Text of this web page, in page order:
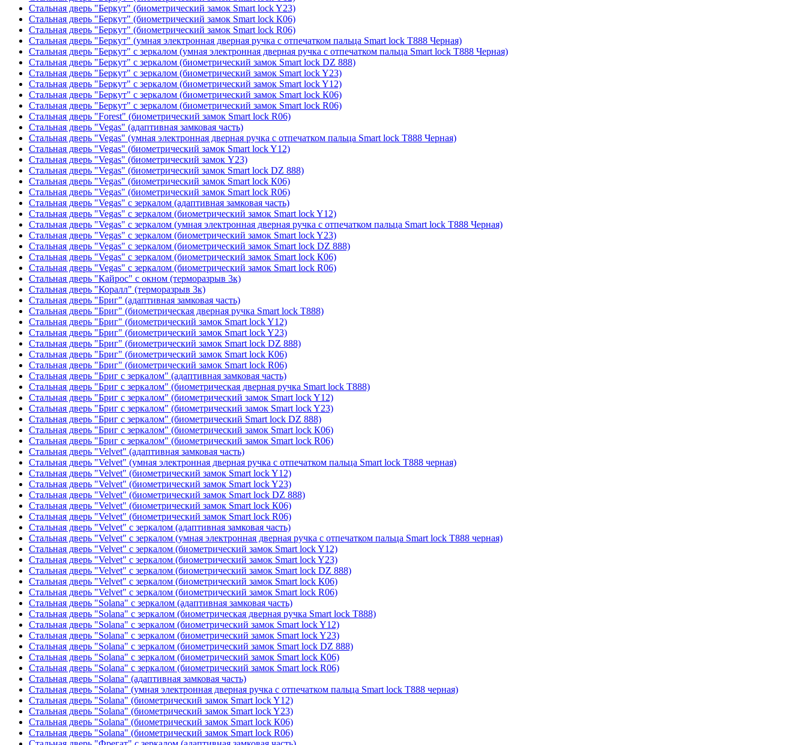
Стальная дверь "Беркут" (биометрический замок Smart lock Y23)
Стальная дверь "Беркут" (биометрический замок Smart lock К06)
Стальная дверь "Беркут" (биометрический замок Smart lock R06)
Стальная дверь "Беркут" (умная электронная дверная ручка с отпечатком пальца Smart lock T888 Черная)
Стальная дверь "Беркут" с зеркалом (умная электронная дверная ручка с отпечатком пальца Smart lock T888 Черная)
Стальная дверь "Беркут" с зеркалом (биометрический замок Smart lock DZ 888)
Стальная дверь "Беркут" с зеркалом (биометрический замок Smart lock Y23)
Стальная дверь "Беркут" с зеркалом (биометрический замок Smart lock Y12)
Стальная дверь "Беркут" с зеркалом (биометрический замок Smart lock К06)
Стальная дверь "Беркут" с зеркалом (биометрический замок Smart lock R06)
Стальная дверь "Forest" (биометрический замок Smart lock R06)
Стальная дверь "Vegas" (адаптивная замковая часть)
Стальная дверь "Vegas" (умная электронная дверная ручка с отпечатком пальца Smart lock T888 Черная)
Стальная дверь "Vegas" (биометрический замок Smart lock Y12)
Стальная дверь "Vegas" (биометрический замок Y23)
Стальная дверь "Vegas" (биометрический замок Smart lock DZ 888)
Стальная дверь "Vegas" (биометрический замок Smart lock К06)
Стальная дверь "Vegas" (биометрический замок Smart lock R06)
Стальная дверь "Vegas" с зеркалом (адаптивная замковая часть)
Стальная дверь "Vegas" с зеркалом (биометрический замок Smart lock Y12)
Стальная дверь "Vegas" с зеркалом (умная электронная дверная ручка с отпечатком пальца Smart lock T888 Черная)
Стальная дверь "Vegas" с зеркалом (биометрический замок Smart lock Y23)
Стальная дверь "Vegas" с зеркалом (биометрический замок Smart lock DZ 888)
Стальная дверь "Vegas" с зеркалом (биометрический замок Smart lock К06)
Стальная дверь "Vegas" с зеркалом (биометрический замок Smart lock R06)
Стальная дверь "Кайрос" с окном (терморазрыв 3к)
Стальная дверь "Коралл" (терморазрыв 3к)
Стальная дверь "Бриг" (адаптивная замковая часть)
Стальная дверь "Бриг" (биометрическая дверная ручка Smart lock T888)
Стальная дверь "Бриг" (биометрический замок Smart lock Y12)
Стальная дверь "Бриг" (биометрический замок Smart lock Y23)
Стальная дверь "Бриг" (биометрический замок Smart lock DZ 888)
Стальная дверь "Бриг" (биометрический замок Smart lock К06)
Стальная дверь "Бриг" (биометрический замок Smart lock R06)
Стальная дверь "Бриг с зеркалом" (адаптивная замковая часть)
Стальная дверь "Бриг с зеркалом" (биометрическая дверная ручка Smart lock T888)
Стальная дверь "Бриг с зеркалом" (биометрический замок Smart lock Y12)
Стальная дверь "Бриг с зеркалом" (биометрический замок Smart lock Y23)
Стальная дверь "Бриг с зеркалом" (биометрический Smart lock DZ 888)
Стальная дверь "Бриг с зеркалом" (биометрический замок Smart lock К06)
Стальная дверь "Бриг с зеркалом" (биометрический замок Smart lock R06)
Стальная дверь "Velvet" (адаптивная замковая часть)
Стальная дверь "Velvet" (умная электронная дверная ручка с отпечатком пальца Smart lock T888 черная)
Стальная дверь "Velvet" (биометрический замок Smart lock Y12)
Стальная дверь "Velvet" (биометрический замок Smart lock Y23)
Стальная дверь "Velvet" (биометрический замок Smart lock DZ 888)
Стальная дверь "Velvet" (биометрический замок Smart lock К06)
Стальная дверь "Velvet" (биометрический замок Smart lock R06)
Стальная дверь "Velvet" с зеркалом (адаптивная замковая часть)
Стальная дверь "Velvet" с зеркалом (умная электронная дверная ручка с отпечатком пальца Smart lock T888 черная)
Стальная дверь "Velvet" с зеркалом (биометрический замок Smart lock Y12)
Стальная дверь "Velvet" с зеркалом (биометрический замок Smart lock Y23)
Стальная дверь "Velvet" с зеркалом (биометрический замок Smart lock DZ 888)
Стальная дверь "Velvet" с зеркалом (биометрический замок Smart lock К06)
Стальная дверь "Velvet" с зеркалом (биометрический замок Smart lock R06)
Стальная дверь "Solana" с зеркалом (адаптивная замковая часть)
Стальная дверь "Solana" с зеркалом (биометрическая дверная ручка Smart lock T888)
Стальная дверь "Solana" с зеркалом (биометрический замок Smart lock Y12)
Стальная дверь "Solana" с зеркалом (биометрический замок Smart lock Y23)
Стальная дверь "Solana" с зеркалом (биометрический замок Smart lock DZ 888)
Стальная дверь "Solana" с зеркалом (биометрический замок Smart lock К06)
Стальная дверь "Solana" с зеркалом (биометрический замок Smart lock R06)
Стальная дверь "Solana" (адаптивная замковая часть)
Стальная дверь "Solana" (умная электронная дверная ручка с отпечатком пальца Smart lock T888 черная)
Стальная дверь "Solana" (биометрический замок Smart lock Y12)
Стальная дверь "Solana" (биометрический замок Smart lock Y23)
Стальная дверь "Solana" (биометрический замок Smart lock К06)
Стальная дверь "Solana" (биометрический замок Smart lock R06)